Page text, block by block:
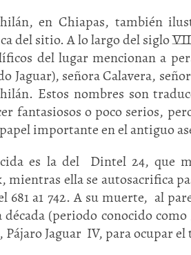
en Chiapas, también
del sitio. A lo largo del siglo
del lugar mencionan a
Jaguar), señora Calavera,
Estos nombres son
fantasiosos o poco serios,
importante en el antiguo
es la del Dintel 24, que
mientras ella se autosacrifica
681 a1 742. A su muerte, al
(periodo conocido como
Jaguar IV, para ocupar